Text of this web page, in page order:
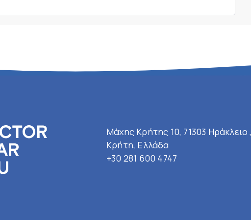
Μάχης Κρήτης 10, 71303 Ηράκλειο ,
Κρήτη, Ελλάδα
+30 281 600 4747